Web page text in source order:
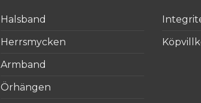
Halsband
Herrsmycken
Armband
Örhängen